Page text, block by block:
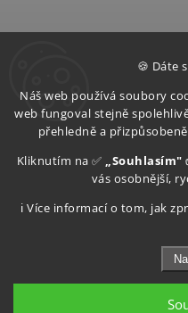
🍪 Dáte
Náš web používá soubory
web fungoval stejně
přehledně a
Kliknutím na ✅ „Souhlasím"
vás osobnější,
ℹ️ Více informací o tom, jak